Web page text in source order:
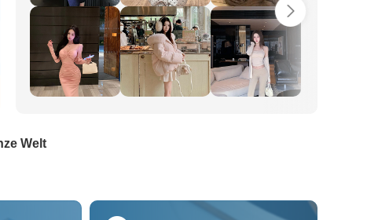
Welt